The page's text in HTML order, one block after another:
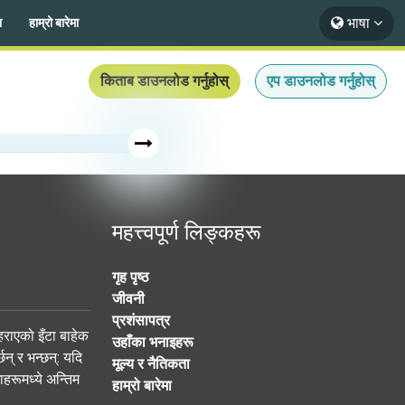
हाम्रो बारेमा भाषा
किताब डाउनलोड गर्नुहोस् एप डाउनलोड गर्नुहोस्
इँटा बाहेक
र भन्छन्: यदि
अन्तिम
महत्त्वपूर्ण लिङ्कहरू
गृह पृष्ठ
जीवनी
प्रशंसापत्र
उहाँका भनाइहरू
मूल्य र नैतिकता
हाम्रो बारेमा